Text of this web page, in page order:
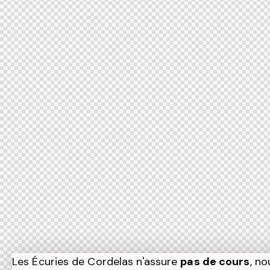
Les Écuries de Cordelas n'assure pas de cours,